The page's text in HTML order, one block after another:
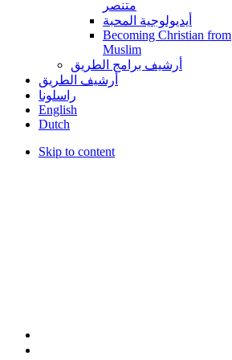
متنصر
أيديولوجية المحبة
Becoming Christian from
Muslim
أرشيف برامج الطريق
أرشيف الطريق
راسلونا
English
Dutch
Skip to content